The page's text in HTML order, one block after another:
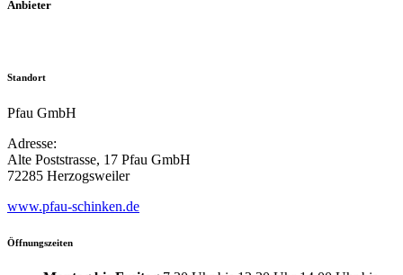
Anbieter
Standort
Pfau GmbH
Adresse:
Alte Poststrasse, 17 Pfau GmbH
72285 Herzogsweiler
www.pfau-schinken.de
Öffnungszeiten